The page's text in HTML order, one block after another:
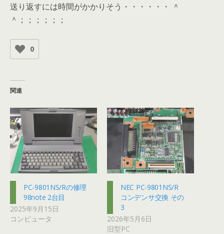
送り返すには時間がかかりそう・・・・・・ ＾
＾；；；；；；
0
関連
PC-9801NS/Rの修理
98note 2台目
2025年9月15日
コンピュータ
NEC PC-9801NS/R
コンデンサ交換 その
3
2026年5月6日
旧型PC